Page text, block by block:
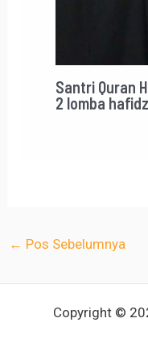
Santri Quran
2 lomba
← Pos Sebelumnya
Copyright ©